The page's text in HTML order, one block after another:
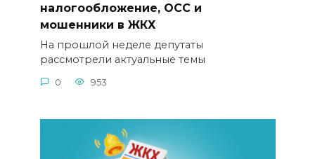
налогообложение, ОСС и
мошенники в ЖКХ
На прошлой неделе депутаты
рассмотрели актуальные темы
0 953